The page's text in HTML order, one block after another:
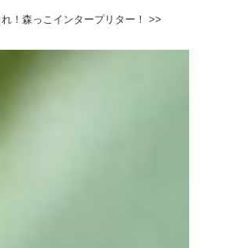
れ！森っこインタープリター！ >>